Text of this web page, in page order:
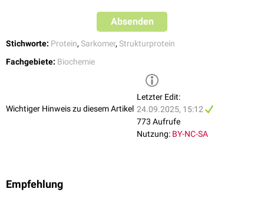
Absenden
Stichworte: Protein, Sarkomer, Strukturprotein
Fachgebiete: Biochemie
Wichtiger Hinweis zu diesem Artikel
Letzter Edit:
24.09.2025, 15:12
773 Aufrufe
Nutzung: BY-NC-SA
Empfehlung